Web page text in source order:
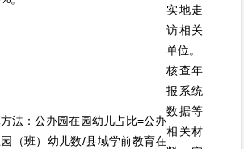
实地走
访相关
单位。
法：公办园在园幼儿占比=公办
（班）幼儿数/县域学前教育在
核查年
报系统
数据等
相关材